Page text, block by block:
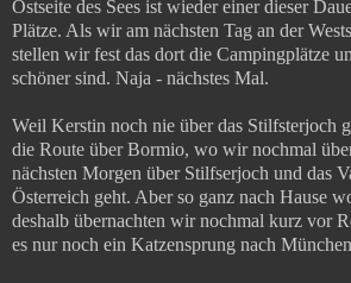
Ostseite des Sees ist wieder einer dieser
Plätze. Als wir am nächsten Tag an der
stellen wir fest das dort die Campingplätze
schöner sind. Naja - nächstes Mal.
Weil Kerstin noch nie über das Stilfsterjoch
die Route über Bormio, wo wir nochmal
nächsten Morgen über Stilfserjoch und das
Österreich geht. Aber so ganz nach Hause
deshalb übernachten wir nochmal kurz vor
es nur noch ein Katzensprung nach